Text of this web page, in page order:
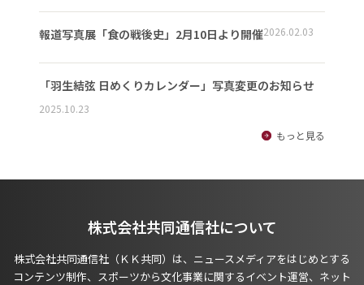
報道写真展「食の戦後史」2月10日より開催2026.02.03
「羽生結弦 日めくりカレンダー」写真変更のお知らせ
2025.10.23
もっと見る
株式会社共同通信社について
株式会社共同通信社（ＫＫ共同）は、ニュースメディアをはじめとする
コンテンツ制作、スポーツから文化事業に関するイベント運営、ネット